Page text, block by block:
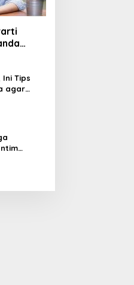
Tips
agar